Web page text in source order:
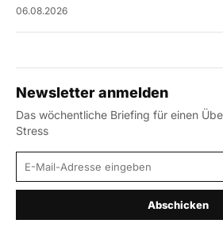
06.08.2026
Newsletter anmelden
Das wöchentliche Briefing für einen
Stress
E-Mail-Adresse
Abschicken